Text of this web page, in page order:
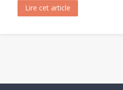
Lire cet article